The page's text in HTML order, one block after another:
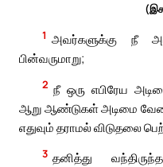
1 அவர்களுக்கு நீ
பின்வருமாறு;
2 நீ ஒரு எபிரேய
ஆறு ஆண்டுகள் அடிமை
எதுவும் தராமல் விடுதலை
3 தனித்து